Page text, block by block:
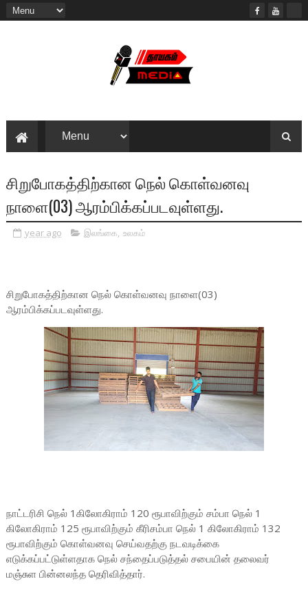
சிறுபோகத்திற்கான நெல் கொள்வனவு
நாளை(03) ஆரம்பிக்கப்படவுள்ளது.
year ago இலங்கை, உலகம்
சிறுபோகத்திற்கான நெல் கொள்வனவு நாளை(03)
ஆரம்பிக்கப்படவுள்ளது.
நாட்டரிசி நெல் 1கிலோகிராம் 120 ரூபாவிற்கும் சம்பா நெல் 1
கிலோகிராம் 125 ரூபாவிற்கும் கீரிசம்பா நெல் 1 கிலோகிராம் 132
ரூபாவிற்கும் கொள்வனவு செய்வதற்கு நடவடிக்கை
எடுக்கப்பட்டுள்ளதாக நெல் சந்தைப்படுத்தல் சபையின் தலைவர்
மஞ்சுள பின்னலந்த தெரிவித்தார்.